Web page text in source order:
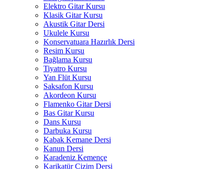
Elektro Gitar Kursu
Klasik Gitar Kursu
Akustik Gitar Dersi
Ukulele Kursu
Konservatuara Hazırlık Dersi
Resim Kursu
Bağlama Kursu
Tiyatro Kursu
Yan Flüt Kursu
Saksafon Kursu
Akordeon Kursu
Flamenko Gitar Dersi
Bas Gitar Kursu
Dans Kursu
Darbuka Kursu
Kabak Kemane Dersi
Kanun Dersi
Karadeniz Kemençe
Karikatür Çizim Dersi